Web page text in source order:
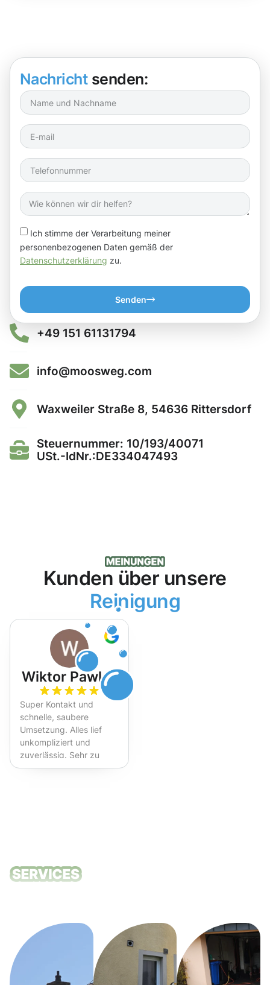
Nachricht senden:
Ich stimme der Verarbeitung meiner
personenbezogenen Daten gemäß der
Datenschutzerklärung zu.
Senden
+49 151 61131794
info@moosweg.com
Waxweiler Straße 8, 54636 Rittersdorf
Steuernummer: 10/193/40071
USt.-IdNr.:DE334047493
Kunden über unsere
Reinigung
Wiktor Pawlak
Super Kontakt und
schnelle, saubere
Umsetzung. Alles lief
unkompliziert und
zuverlässig. Sehr zu
empfehlen!